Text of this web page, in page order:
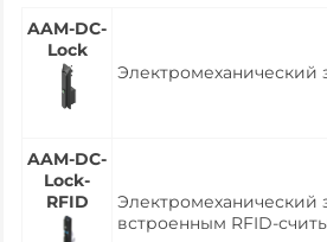
AAM‑DC-
Lock
Электромеханический
AAM-DC-
Lock-
RFID
Электромеханический
встроенным RFID-